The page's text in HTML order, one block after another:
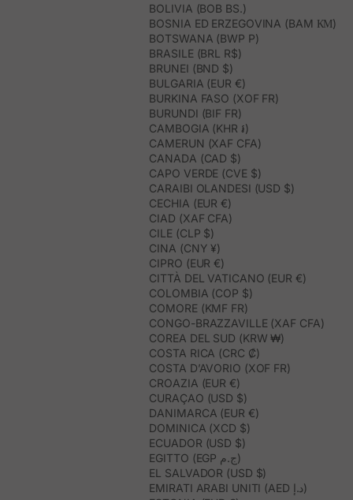
BOLIVIA (BOB BS.)
BOSNIA ED ERZEGOVINA (BAM КМ)
BOTSWANA (BWP P)
BRASILE (BRL R$)
BRUNEI (BND $)
BULGARIA (EUR €)
BURKINA FASO (XOF FR)
BURUNDI (BIF FR)
CAMBOGIA (KHR ៛)
CAMERUN (XAF CFA)
CANADA (CAD $)
CAPO VERDE (CVE $)
CARAIBI OLANDESI (USD $)
CECHIA (EUR €)
CIAD (XAF CFA)
CILE (CLP $)
CINA (CNY ¥)
CIPRO (EUR €)
CITTÀ DEL VATICANO (EUR €)
COLOMBIA (COP $)
COMORE (KMF FR)
CONGO-BRAZZAVILLE (XAF CFA)
COREA DEL SUD (KRW ₩)
COSTA RICA (CRC ₡)
COSTA D’AVORIO (XOF FR)
CROAZIA (EUR €)
CURAÇAO (USD $)
DANIMARCA (EUR €)
DOMINICA (XCD $)
ECUADOR (USD $)
EGITTO (EGP ج.م)
EL SALVADOR (USD $)
EMIRATI ARABI UNITI (AED د.إ)